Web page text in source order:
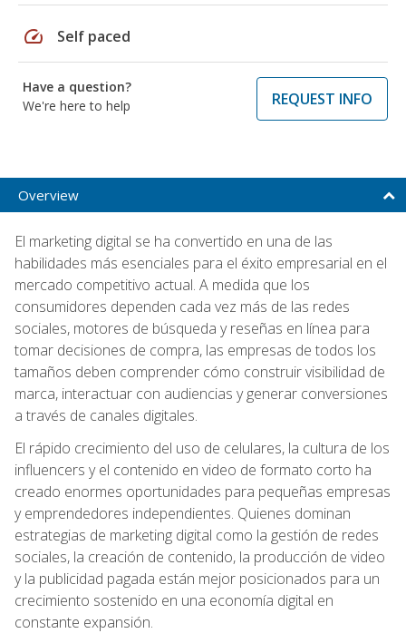
speed Self paced
Have a question?
We're here to help
REQUEST INFO
Overview
El marketing digital se ha convertido en una de las
habilidades más esenciales para el éxito empresarial en el
mercado competitivo actual. A medida que los
consumidores dependen cada vez más de las redes
sociales, motores de búsqueda y reseñas en línea para
tomar decisiones de compra, las empresas de todos los
tamaños deben comprender cómo construir visibilidad de
marca, interactuar con audiencias y generar conversiones
a través de canales digitales.
El rápido crecimiento del uso de celulares, la cultura de los
influencers y el contenido en video de formato corto ha
creado enormes oportunidades para pequeñas empresas
y emprendedores independientes. Quienes dominan
estrategias de marketing digital como la gestión de redes
sociales, la creación de contenido, la producción de video
y la publicidad pagada están mejor posicionados para un
crecimiento sostenido en una economía digital en
constante expansión.